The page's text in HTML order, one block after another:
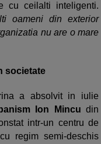
cu ceilalti inteligenti.
oameni din exterior
nu are o mare
societate
a absolvit in iulie
Ion Mincu din
intr-un centru de
regim semi-deschis